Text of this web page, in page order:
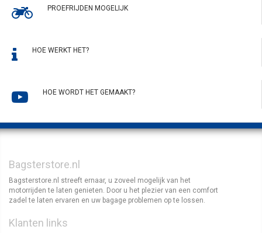
PROEFRIJDEN MOGELIJK
HOE WERKT HET?
HOE WORDT HET GEMAAKT?
Bagsterstore.nl
Bagsterstore.nl streeft ernaar, u zoveel mogelijk van het
motorrijden te laten genieten. Door u het plezier van een comfort
zadel te laten ervaren en uw bagage problemen op te lossen.
Klanten links